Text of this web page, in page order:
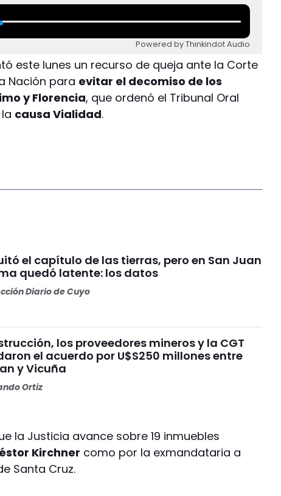
Powered by Thinkindot Audio
este lunes un recurso de queja ante la Corte
Nación para evitar el decomiso de los
y Florencia, que ordenó el Tribunal Oral
causa Vialidad.
el capítulo de las tierras, pero en San Juan
quedó latente: los datos
Diario de Cuyo
los proveedores mineros y la CGT
el acuerdo por U$S250 millones entre
y Vicuña
Ortiz
la Justicia avance sobre 19 inmuebles
Kirchner como por la exmandataria a
Santa Cruz.